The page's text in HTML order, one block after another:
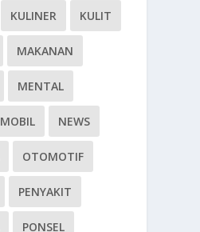
KULINER KULIT
MAKANAN
MENTAL
MOBIL NEWS
OTOMOTIF
PENYAKIT
PONSEL